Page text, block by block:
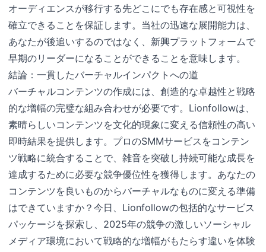
オーディエンスが移行する先どこにでも存在感と可視性を
確立できることを保証します。当社の迅速な展開能力は、
あなたが後追いするのではなく、新興プラットフォームで
早期のリーダーになることができることを意味します。
結論：一貫したバーチャルインパクトへの道
バーチャルコンテンツの作成には、創造的な卓越性と戦略
的な増幅の完璧な組み合わせが必要です。Lionfollowは、
素晴らしいコンテンツを文化的現象に変える信頼性の高い
即時結果を提供します。プロのSMMサービスをコンテン
ツ戦略に統合することで、雑音を突破し持続可能な成長を
達成するために必要な競争優位性を獲得します。あなたの
コンテンツを良いものからバーチャルなものに変える準備
はできていますか？今日、Lionfollowの包括的なサービス
パッケージを探索し、2025年の競争の激しいソーシャル
メディア環境において戦略的な増幅がもたらす違いを体験